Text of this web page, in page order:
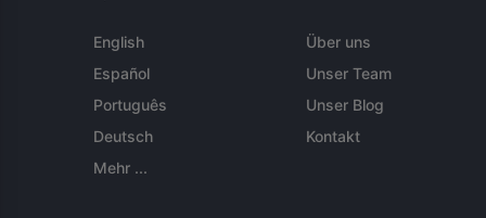
English
Español
Português
Deutsch
Mehr ...
Über uns
Unser Team
Unser Blog
Kontakt